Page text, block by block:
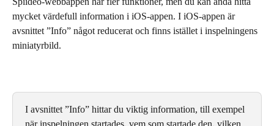
mycket värdefull information i iOS-appen. I iOS-appen är
avsnittet ”Info” något reducerat och finns istället i inspelningens
miniatyrbild.
I avsnittet ”Info” hittar du viktig information, till exempel
när inspelningen startades, vem som startade den, vilken